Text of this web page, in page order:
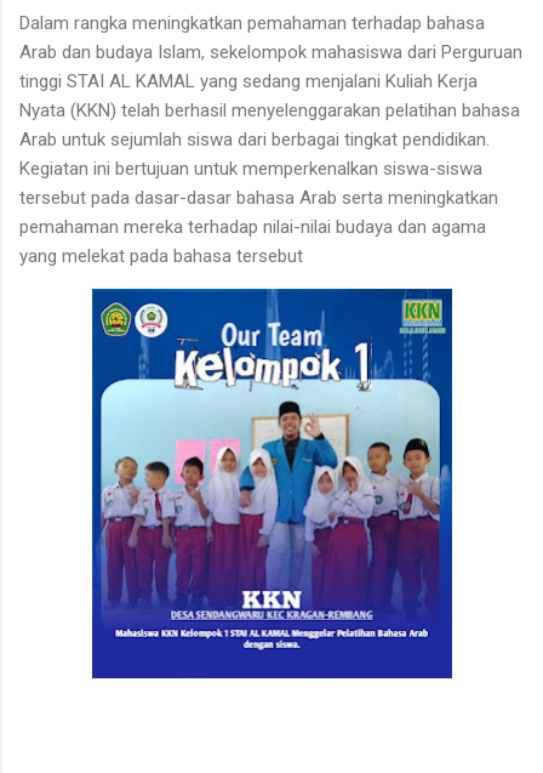
Dalam rangka meningkatkan pemahaman terhadap bahasa
Arab dan budaya Islam, sekelompok mahasiswa dari Perguruan
tinggi STAI AL KAMAL yang sedang menjalani Kuliah Kerja
Nyata (KKN) telah berhasil menyelenggarakan pelatihan bahasa
Arab untuk sejumlah siswa dari berbagai tingkat pendidikan.
Kegiatan ini bertujuan untuk memperkenalkan siswa-siswa
tersebut pada dasar-dasar bahasa Arab serta meningkatkan
pemahaman mereka terhadap nilai-nilai budaya dan agama
yang melekat pada bahasa tersebut